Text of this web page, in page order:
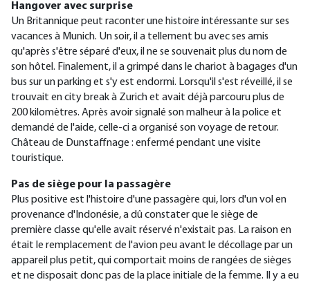
Hangover avec surprise
Un Britannique peut raconter une histoire intéressante sur ses
vacances à Munich. Un soir, il a tellement bu avec ses amis
qu'après s'être séparé d'eux, il ne se souvenait plus du nom de
son hôtel. Finalement, il a grimpé dans le chariot à bagages d'un
bus sur un parking et s'y est endormi. Lorsqu'il s'est réveillé, il se
trouvait en city break à Zurich et avait déjà parcouru plus de
200 kilomètres. Après avoir signalé son malheur à la police et
demandé de l'aide, celle-ci a organisé son voyage de retour.
Château de Dunstaffnage : enfermé pendant une visite
touristique.
Pas de siège pour la passagère
Plus positive est l'histoire d'une passagère qui, lors d'un vol en
provenance d'Indonésie, a dû constater que le siège de
première classe qu'elle avait réservé n'existait pas. La raison en
était le remplacement de l'avion peu avant le décollage par un
appareil plus petit, qui comportait moins de rangées de sièges
et ne disposait donc pas de la place initiale de la femme. Il y a eu